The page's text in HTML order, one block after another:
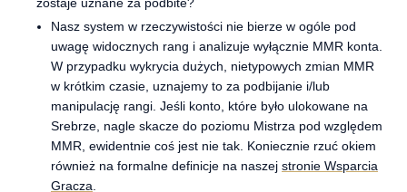
Nasz system w rzeczywistości nie bierze w ogóle pod
uwagę widocznych rang i analizuje wyłącznie MMR konta.
W przypadku wykrycia dużych, nietypowych zmian MMR
w krótkim czasie, uznajemy to za podbijanie i/lub
manipulację rangi. Jeśli konto, które było ulokowane na
Srebrze, nagle skacze do poziomu Mistrza pod względem
MMR, ewidentnie coś jest nie tak. Koniecznie rzuć okiem
również na formalne definicje na naszej stronie Wsparcia
Gracza